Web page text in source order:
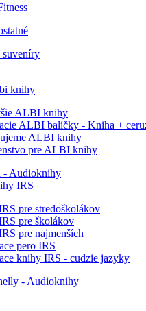
suveníry
knihy
ALBI knihy
ALBI balíčky - Kniha +
ALBI knihy
pre ALBI knihy
- Audioknihy
IRS
pre stredoškolákov
pre školákov
pre najmenších
pero IRS
knihy IRS - cudzie jazyky
- Audioknihy